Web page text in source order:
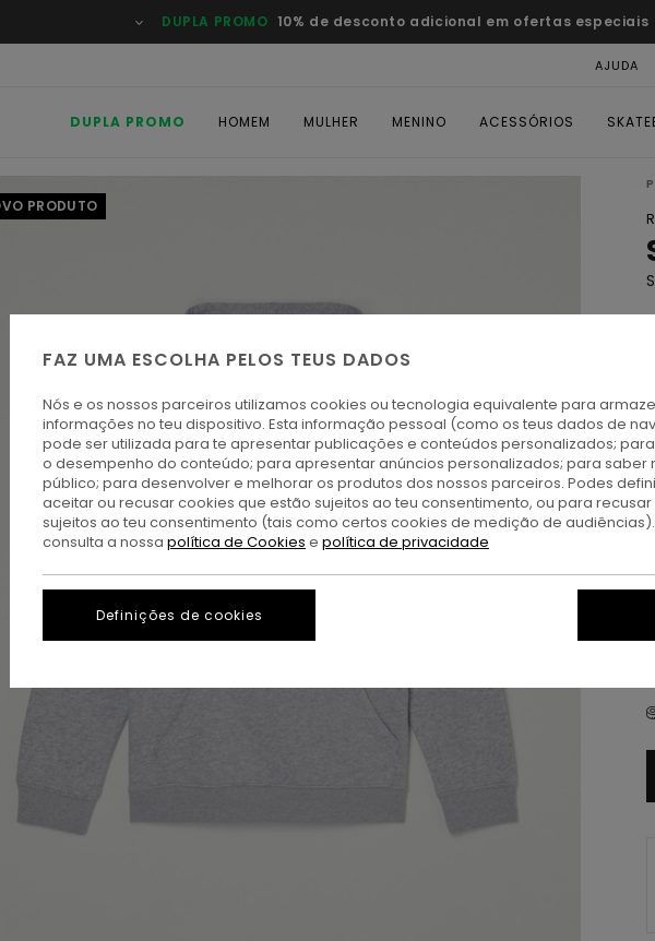
DUPLA PROMO 10% de desconto adicional em ofertas especiais
AJUDA
DUPLA PROMO HOMEM MULHER MENINO ACESSÓRIOS
PRODUTO
FAZ UMA ESCOLHA PELOS TEUS DADOS
Nós e os nossos parceiros utilizamos cookies ou tecnologia equivalente para
informações no teu dispositivo. Esta informação pessoal (como os teus dados de
pode ser utilizada para te apresentar publicações e conteúdos personalizados;
o desempenho do conteúdo; para apresentar anúncios personalizados; para saber
público; para desenvolver e melhorar os produtos dos nossos parceiros. Podes
aceitar ou recusar cookies que estão sujeitos ao teu consentimento, ou para
sujeitos ao teu consentimento (tais como certos cookies de medição de
consulta a nossa política de Cookies e política de privacidade
Definições de cookies